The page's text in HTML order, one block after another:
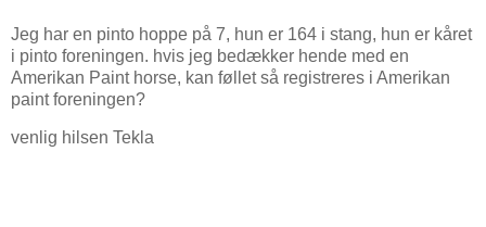
Jeg har en pinto hoppe på 7, hun er 164 i stang, hun er kåret
i pinto foreningen. hvis jeg bedækker hende med en
Amerikan Paint horse, kan føllet så registreres i Amerikan
paint foreningen?
venlig hilsen Tekla